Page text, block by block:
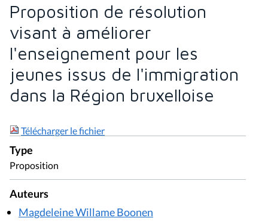
Proposition de résolution
visant à améliorer
l'enseignement pour les
jeunes issus de l'immigration
dans la Région bruxelloise
Télécharger le fichier
Type
Proposition
Auteurs
Magdeleine Willame Boonen